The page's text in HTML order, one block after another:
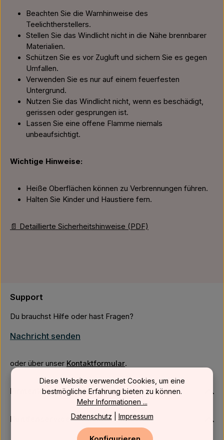
Beachten Sie die Warnhinweise des
Teelichtherstellers.
Stellen Sie das Windlicht nicht in die Nähe brennbarer
Materialien.
Schützen Sie es vor Zugluft und sichern Sie es gegen
Umfallen.
Verwenden Sie es nur auf einem feuerfesten
Untergrund.
Nutzen Sie das Windlicht nicht, wenn es beschädigt,
gerissen oder gesprungen ist.
Lassen Sie eine offene Flamme niemals
unbeaufsichtigt.
Wichtige Hinweise:
Heiße Oberflächen können zu Verbrennungen führen.
Halten Sie Kinder und Haustiere fern.
📄 Detaillierte Sicherheitshinweise (PDF)
Support
Du brauchst Hilfe oder hast Fragen?
Nachricht senden
oder über unser Kontaktformular.
Firmenkunden
Kundenservice
Diese Website verwendet Cookies, um eine
bestmögliche Erfahrung bieten zu können.
Mehr Informationen ...
Datenschutz
Impressum